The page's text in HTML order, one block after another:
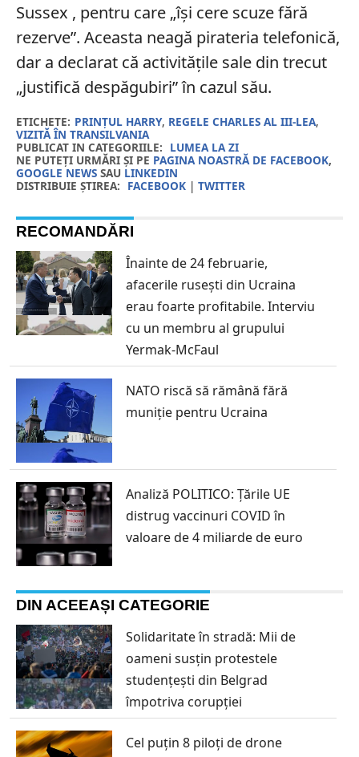
Sussex , pentru care „își cere scuze fără
rezerve”. Aceasta neagă pirateria telefonică,
dar a declarat că activitățile sale din trecut
„justifică despăgubiri” în cazul său.
ETICHETE: PRINȚUL HARRY, REGELE CHARLES AL III-LEA,
VIZITĂ ÎN TRANSILVANIA
PUBLICAT IN CATEGORIILE: LUMEA LA ZI
NE PUTEȚI URMĂRI ȘI PE PAGINA NOASTRĂ DE FACEBOOK,
GOOGLE NEWSSAU LINKEDIN
DISTRIBUIE ȘTIREA: FACEBOOK| TWITTER
RECOMANDĂRI
Înainte de 24 februarie,
afacerile rusești din Ucraina
erau foarte profitabile. Interviu
cu un membru al grupului
Yermak-McFaul
NATO riscă să rămână fără
muniție pentru Ucraina
Analiză POLITICO: Țările UE
distrug vaccinuri COVID în
valoare de 4 miliarde de euro
DIN ACEEAȘI CATEGORIE
Solidaritate în stradă: Mii de
oameni susțin protestele
studențești din Belgrad
împotriva corupției
Cel puțin 8 piloți de drone